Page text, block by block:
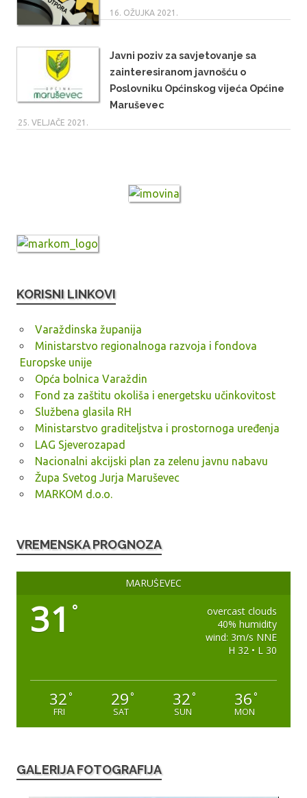
16. OŽUJKA 2021.
Javni poziv za savjetovanje sa
zainteresiranom javnošću o
Poslovniku Općinskog vijeća Općine
Maruševec
25. VELJAČE 2021.
KORISNI LINKOVI
Varaždinska županija
Ministarstvo regionalnoga razvoja i fondova
Europske unije
Opća bolnica Varaždin
Fond za zaštitu okoliša i energetsku učinkovitost
Službena glasila RH
Ministarstvo graditeljstva i prostornoga uređenja
LAG Sjeverozapad
Nacionalni akcijski plan za zelenu javnu nabavu
Župa Svetog Jurja Maruševec
MARKOM d.o.o.
VREMENSKA PROGNOZA
MARUŠEVEC
31 °
overcast clouds
40% humidity
wind: 3m/s NNE
H 32 • L 30
32°
FRI
29°
SAT
32°
SUN
36°
MON
GALERIJA FOTOGRAFIJA